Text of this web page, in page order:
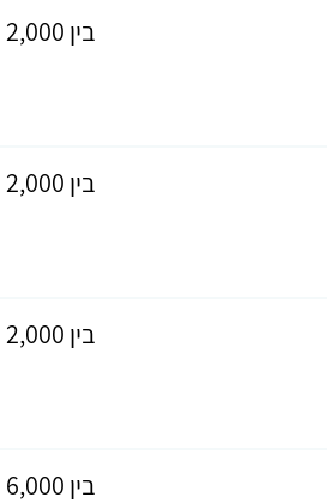
בין 2,000 ל- 3,500 ₪
בין 2,000 ל- 4,500 ₪
בין 2,000 ל- 5,500 ₪
בין 6,000 ל- 7,000 ₪